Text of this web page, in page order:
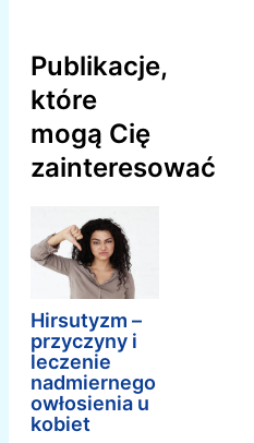
Publikacje,
które
mogą Cię
zainteresować
Hirsutyzm –
przyczyny i
leczenie
nadmiernego
owłosienia u
kobiet